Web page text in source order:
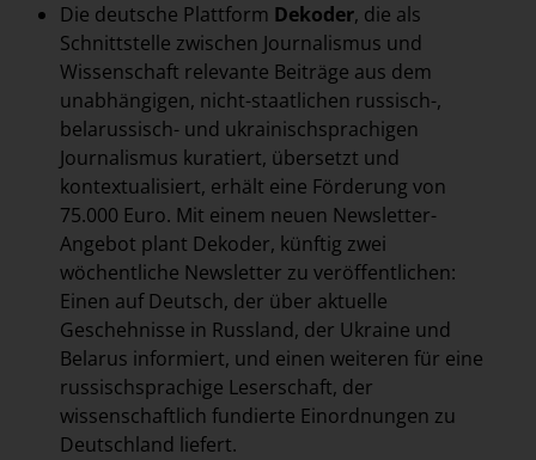
Die deutsche Plattform Dekoder, die als
Schnittstelle zwischen Journalismus und
Wissenschaft relevante Beiträge aus dem
unabhängigen, nicht-staatlichen russisch-,
belarussisch- und ukrainischsprachigen
Journalismus kuratiert, übersetzt und
kontextualisiert, erhält eine Förderung von
75.000 Euro. Mit einem neuen Newsletter-
Angebot plant Dekoder, künftig zwei
wöchentliche Newsletter zu veröffentlichen:
Einen auf Deutsch, der über aktuelle
Geschehnisse in Russland, der Ukraine und
Belarus informiert, und einen weiteren für eine
russischsprachige Leserschaft, der
wissenschaftlich fundierte Einordnungen zu
Deutschland liefert.